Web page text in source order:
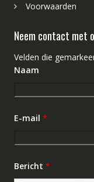
Voorwaarden
Neem contact met
Velden die
Naam
E-mail *
Bericht *